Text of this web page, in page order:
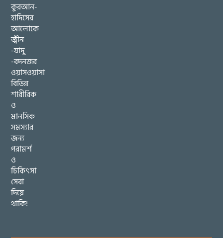
কুরআন-
হাদিসের
আলোকে
জ্বীন
-যাদু
-বদনজর
ওয়াসওয়াসা
বিভিন্ন
শারীরিক
ও
মানসিক
সমস্যার
জন্য
পরামর্শ
ও
চিকিৎসা
সেবা
দিয়ে
থাকি!